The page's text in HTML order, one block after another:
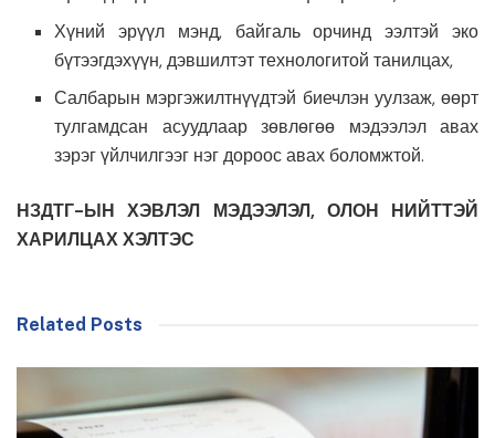
Хүний эрүүл мэнд, байгаль орчинд ээлтэй эко
бүтээгдэхүүн, дэвшилтэт технологитой танилцах,
Салбарын мэргэжилтнүүдтэй биечлэн уулзаж, өөрт
тулгамдсан асуудлаар зөвлөгөө мэдээлэл авах
зэрэг үйлчилгээг нэг дороос авах боломжтой.
НЗДТГ-ЫН ХЭВЛЭЛ МЭДЭЭЛЭЛ, ОЛОН НИЙТТЭЙ
ХАРИЛЦАХ ХЭЛТЭС
Related Posts